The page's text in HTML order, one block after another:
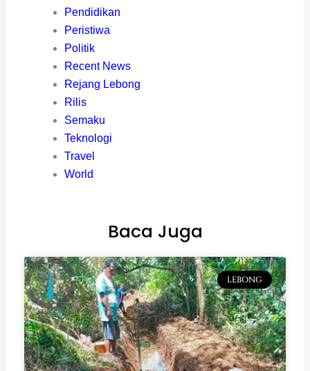
Pendidikan
Peristiwa
Politik
Recent News
Rejang Lebong
Rilis
Semaku
Teknologi
Travel
World
Baca Juga
LEBONG